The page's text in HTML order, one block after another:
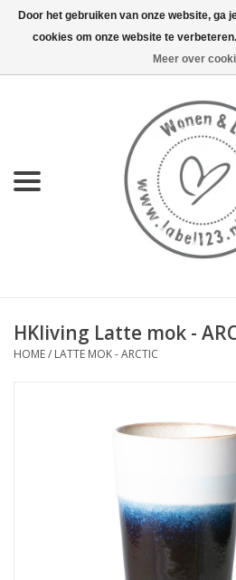
KEUKEN
LIFESTYLE
HKliving Latte mok -
HOME/ LATTE MOK - ARCTIC
Door het gebruiken van onze website, ga
cookies om onze website te verbeteren.
Meer over